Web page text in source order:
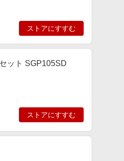
ストアにすすむ
ット SGP105SD
ストアにすすむ